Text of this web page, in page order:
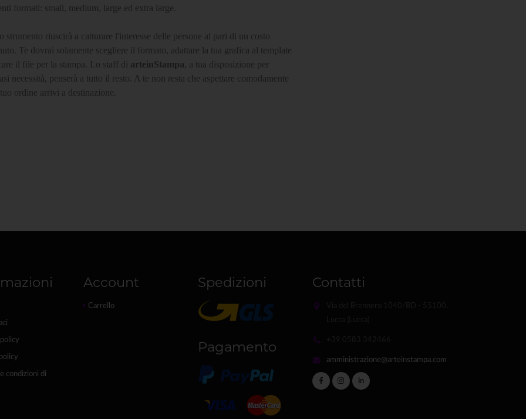
formati: small, medium, large ed extra large.
strumento riuscirà a catturare l'interesse delle persone al pari di un costo
Te dovrai solamente scegliere il formato, adattare la tua grafica al template
il file per la stampa. Lo staff di arteinStampa , a tua disposizione per
necessità, penserà a tutto il resto. A te non resta che aspettare comodamente
ordine arrivi a destinazione.
e condizioni di
Account
Carrello
Spedizioni
Pagamento
Contatti
amministrazione@arteinstampa.com
in